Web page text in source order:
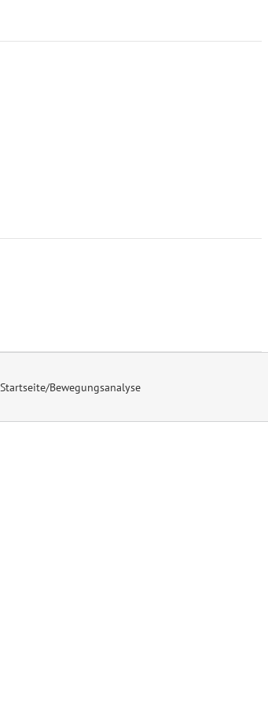
Startseite/Bewegungsanalyse